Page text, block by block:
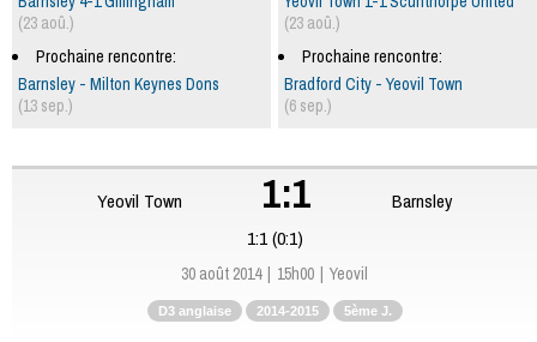
(23 aoû.)
Prochaine rencontre:
Bradford City - Yeovil Town
(6 sep.)
(23 aoû.)
Prochaine rencontre:
Barnsley - Milton Keynes Dons
(13 sep.)
Yeovil Town 1:1
Barnsley
1:1 (0:1)
30 août 2014 15h00 Yeovil
D3 anglaise 2014-2015 5ème J.